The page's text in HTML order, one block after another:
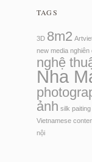
TAGS
3D 8m2
new media nghiên
nghệ
Nha
ảnh silk paiting
Vietnamese
nội